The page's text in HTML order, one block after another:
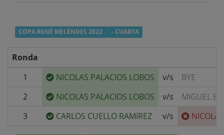
COPA RENÉ MELÉNDES 2022 - CUARTA
Ronda
1
NICOLAS PALACIOS LOBOS v/s
BYE
2
NICOLAS PALACIOS LOBOS v/s
MIGUEL
3
CARLOS CUELLO RAMíREZ v/s